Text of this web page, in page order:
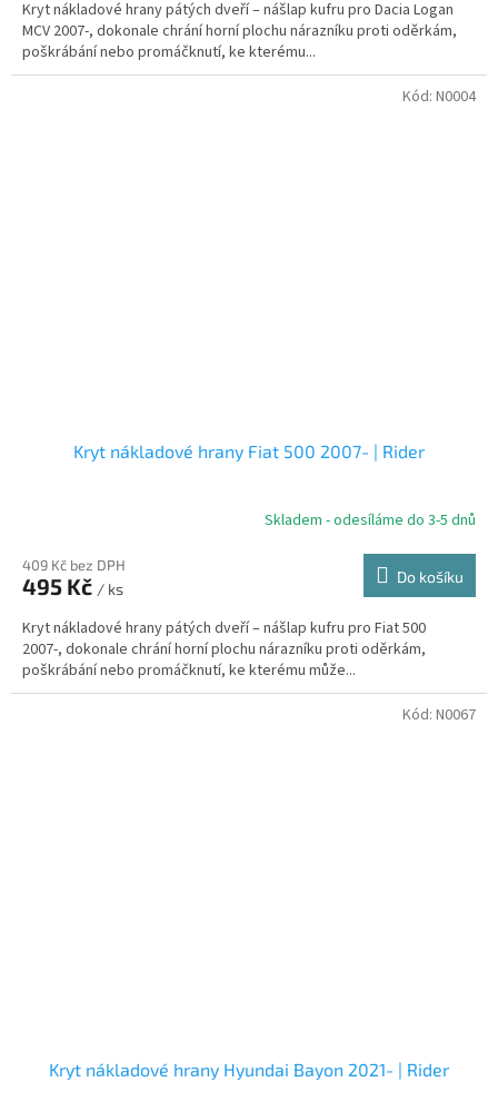
Kryt nákladové hrany pátých dveří – nášlap kufru pro Dacia Logan
MCV 2007-, dokonale chrání horní plochu nárazníku proti oděrkám,
poškrábání nebo promáčknutí, ke kterému...
Kryt nákladové hrany Fiat 500 2007- | Rider
Skladem - odesíláme do 3-5 dnů
409 Kč bez DPH
495 Kč / ks
Do košíku
Kryt nákladové hrany pátých dveří – nášlap kufru pro Fiat 500
2007-, dokonale chrání horní plochu nárazníku proti oděrkám,
poškrábání nebo promáčknutí, ke kterému může...
Kód: N0004
Kryt nákladové hrany Hyundai Bayon 2021- | Rider
Kód: N0067